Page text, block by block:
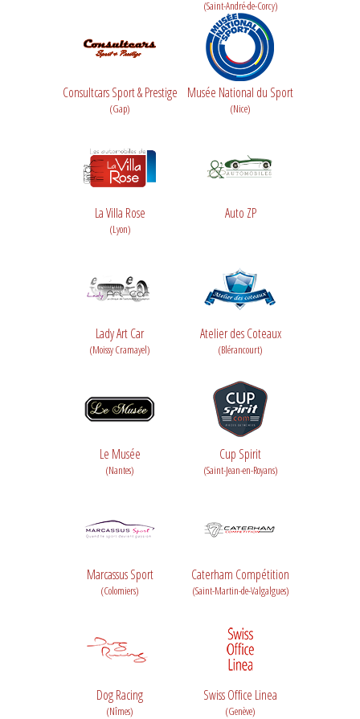
(Saint-André-de-Corcy)
Consultcars Sport & Prestige
(Gap)
Musée National du Sport
(Nice)
La Villa Rose
(Lyon)
Auto ZP
Lady Art Car
(Moissy Cramayel)
Atelier des Coteaux
(Blérancourt)
Le Musée
(Nantes)
Cup Spirit
(Saint-Jean-en-Royans)
Marcassus Sport
(Colomiers)
Caterham Compétition
(Saint-Martin-de-Valgalgues)
Dog Racing
(Nîmes)
Swiss Office Linea
(Genève)